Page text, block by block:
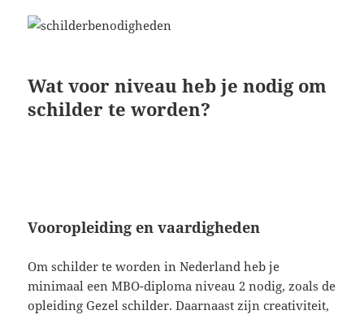
Wat voor niveau heb je nodig om
schilder te worden?
Vooropleiding en vaardigheden
Om schilder te worden in Nederland heb je
minimaal een MBO-diploma niveau 2 nodig, zoals de
opleiding Gezel schilder. Daarnaast zijn creativiteit,